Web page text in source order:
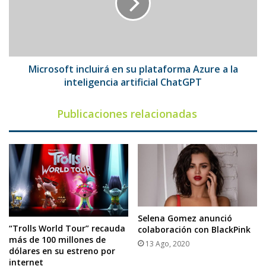
inteligencia
artificialMicrosoft incluirá en su plataforma Azure a la
inteligencia artificial ChatGPT
Publicaciones relacionadas
“Trolls World Tour” recauda
más de 100 millones de
dólares en su estreno por
internet
Selena Gomez anunció
colaboración con BlackPink
13 Ago, 2020